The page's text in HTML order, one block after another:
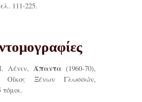
111-225.
Λένιν, Άπαντα(1960-70),
Οίκος Ξένων Γλωσσών,